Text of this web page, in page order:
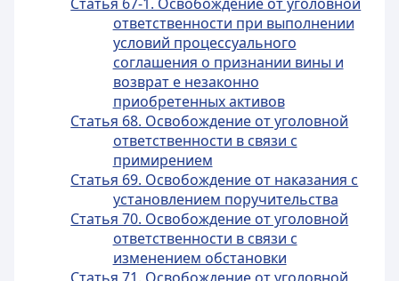
ответственности при выполнении
условий процессуального
соглашения о признании вины и
возврат е незаконно
приобретенных активов
Статья 68. Освобождение от уголовной
ответственности в связи с
примирением
Статья 69. Освобождение от наказания с
установлением поручительства
Статья 70. Освобождение от уголовной
ответственности в связи с
изменением обстановки